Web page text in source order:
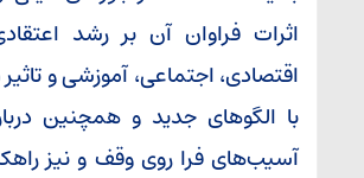
اثرات فراوان آن بر رشد
اقتصادی، اجتماعی، آموزشی و
با الگوهای جدید و همچنین
آسیب‌های فرا روی وقف و نیز